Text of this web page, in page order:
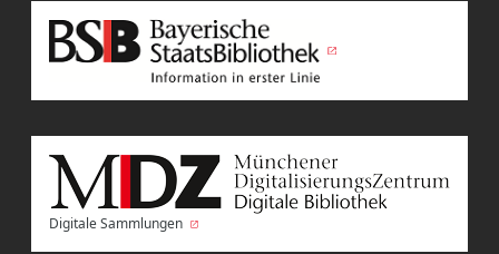
Digitale Sammlungen